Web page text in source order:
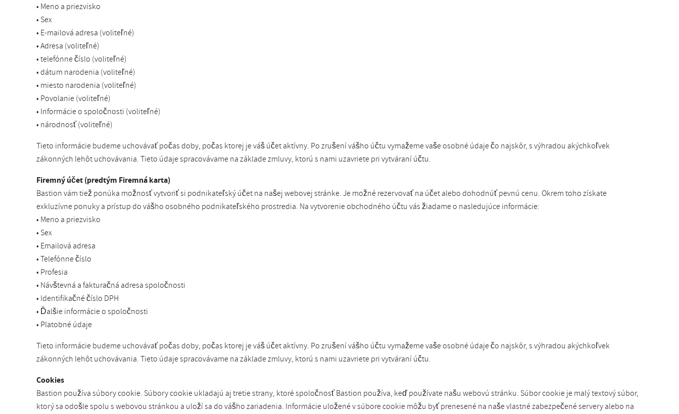
• Meno a priezvisko
• Sex
• E-mailová adresa (voliteľné)
• Adresa (voliteľné)
• telefónne číslo (voliteľné)
• dátum narodenia (voliteľné)
• miesto narodenia (voliteľné)
• Povolanie (voliteľné)
• Informácie o spoločnosti (voliteľné)
• národnosť (voliteľné)
Tieto informácie budeme uchovávať počas doby, počas ktorej je váš účet aktívny. Po zrušení vášho účtu vymažeme vaše osobné údaje čo najskôr, s výhradou akýchkoľvek
zákonných lehôt uchovávania. Tieto údaje spracovávame na základe zmluvy, ktorú s nami uzavriete pri vytváraní účtu.
Firemný účet (predtým Firemná karta)
Bastion vám tiež ponúka možnosť vytvoriť si podnikateľský účet na našej webovej stránke. Je možné rezervovať na účet alebo dohodnúť pevnú cenu. Okrem toho získate
exkluzívne ponuky a prístup do vášho osobného podnikateľského prostredia. Na vytvorenie obchodného účtu vás žiadame o nasledujúce informácie:
• Meno a priezvisko
• Sex
• Emailová adresa
• Telefónne číslo
• Profesia
• Návštevná a fakturačná adresa spoločnosti
• Identifikačné číslo DPH
• Ďalšie informácie o spoločnosti
• Platobné údaje
Tieto informácie budeme uchovávať počas doby, počas ktorej je váš účet aktívny. Po zrušení vášho účtu vymažeme vaše osobné údaje čo najskôr, s výhradou akýchkoľvek
zákonných lehôt uchovávania. Tieto údaje spracovávame na základe zmluvy, ktorú s nami uzavriete pri vytváraní účtu.
Cookies
Bastion používa súbory cookie. Súbory cookie ukladajú aj tretie strany, ktoré spoločnosť Bastion používa, keď používate našu webovú stránku. Súbor cookie je malý textový súbor,
ktorý sa odošle spolu s webovou stránkou a uloží sa do vášho zariadenia. Informácie uložené v súbore cookie môžu byť prenesené na naše vlastné zabezpečené servery alebo na